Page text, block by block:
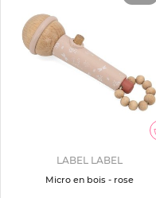
LABEL LABEL
Micro en bois - rose